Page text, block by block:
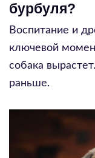
бурбуля?
Воспитание и
ключевой
собака
раньше.